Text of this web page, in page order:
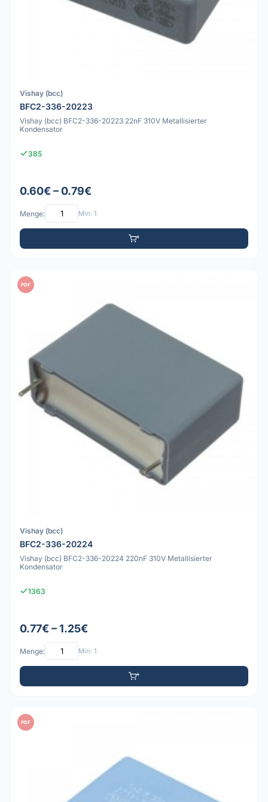
Vishay (bcc)
BFC2-336-20223
Vishay (bcc) BFC2-336-20223 22nF 310V Metallisierter
Kondensator
385
0.60€ – 0.79€
Menge: Min: 1
PDF
Vishay (bcc)
BFC2-336-20224
Vishay (bcc) BFC2-336-20224 220nF 310V Metallisierter
Kondensator
1363
0.77€ – 1.25€
Menge: Min: 1
PDF